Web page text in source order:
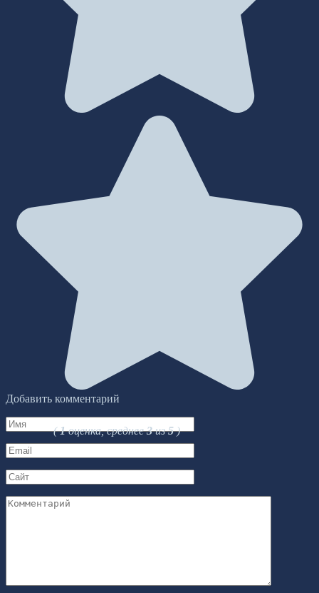
(1оценка, среднее3из5)
Добавить комментарий
Имя
*
Email
*
Сайт
Комментарий